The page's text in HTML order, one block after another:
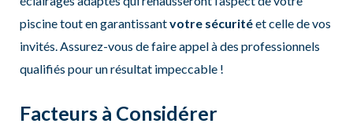
piscine tout en garantissantvotre sécuritéet celle de vos
invités. Assurez-vous de faire appel à des professionnels
qualifiés pour un résultat impeccable !
Facteurs à Considérer